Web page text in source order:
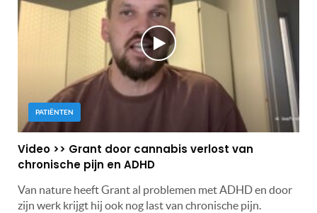
PATIËNTEN
Video >> Grant door cannabis verlost van
chronische pijn en ADHD
Van nature heeft Grant al problemen met ADHD en door
zijn werk krijgt hij ook nog last van chronische pijn.